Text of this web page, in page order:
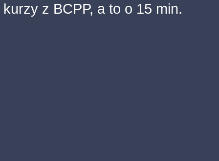
kurzy z BCPP, a to o 15 min.